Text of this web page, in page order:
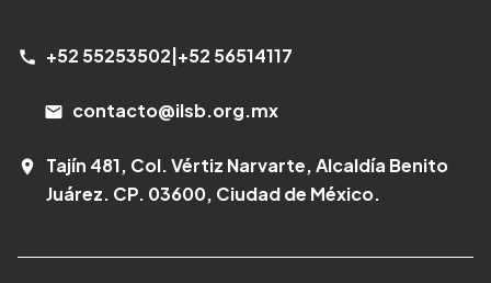
call +52 55253502 +52 56514117
email contacto@ilsb.org.mx
room
Tajín 481, Col. Vértiz Narvarte, Alcaldía Benito
Juárez. CP. 03600, Ciudad de México.